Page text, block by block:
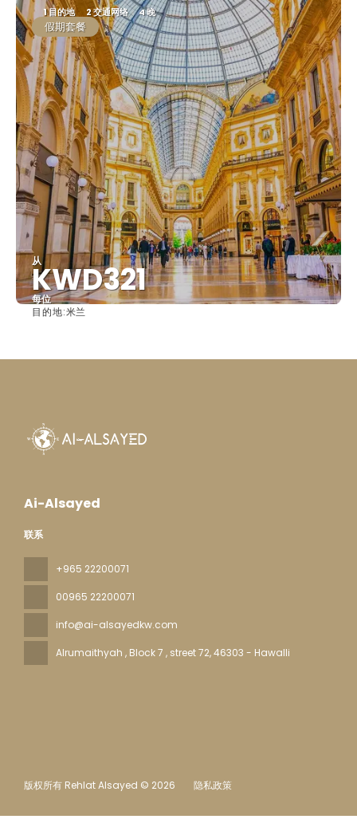
1 目的地 2 交通网络 4 晚
假期套餐
从
KWD321
每位
目的地:米兰
Ai-Alsayed
联系
+965 22200071
00965 22200071
info@ai-alsayedkw.com
Alrumaithyah , Block 7 , street 72, 46303 - Hawalli
版权所有 Rehlat Alsayed © 2026 隐私政策